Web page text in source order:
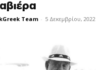
Team - 5 Δεκεμβρίου, 2022